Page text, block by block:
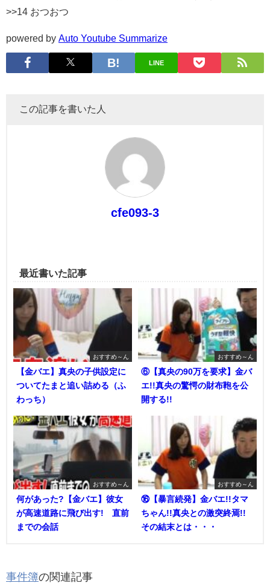
>>14 おつおつ
powered by Auto Youtube Summarize
LINE
この記事を書いた人
cfe093-3
最近書いた記事
おすすめ～ん
【金バエ】真央の子供設定に
ついてたまと追い詰める（ふ
わっち）
おすすめ～ん
⑥【真央の90万を要求】金バ
エ!!真央の驚愕の財布鞄を公
開する!!
おすすめ～ん
何があった?【金バエ】彼女
が高速道路に飛び出す! 直前
までの会話
おすすめ～ん
⑯【暴言続発】金バエ!!タマ
ちゃん!!真央との激突終焉!!
その結末とは・・・
事件簿の関連記事